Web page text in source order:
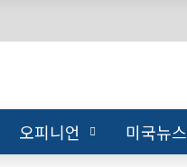
오피니언 미국뉴스